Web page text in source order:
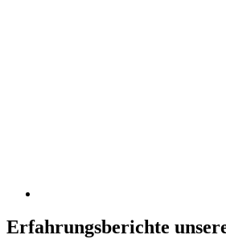
Erfahrungsberichte